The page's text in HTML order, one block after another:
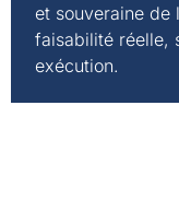
et souveraine de
faisabilité réelle,
exécution.